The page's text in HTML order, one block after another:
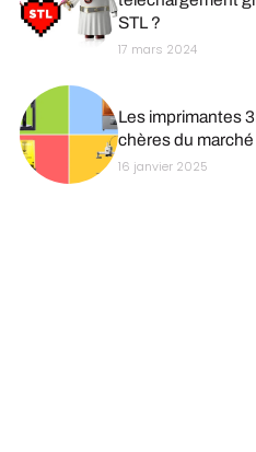
STL ?
17 mars 2024
Les imprimantes
chères du marché
16 janvier 2025